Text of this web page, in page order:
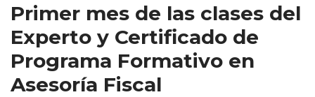
Primer mes de las clases del
Experto y Certificado de
Programa Formativo en
Asesoría Fiscal